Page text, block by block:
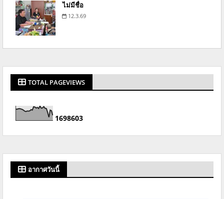
ไม่มีชื่อ
12.3.69
TOTAL PAGEVIEWS
1698603
อากาศวันนี้